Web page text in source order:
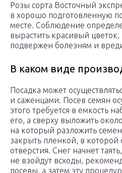
Розы сорта Восточный
в хорошо подготовленную
месте. Соблюдение
вырастить красивый
подвержен болезням и
В каком виде
Посадка может
и саженцами. Посев семян
этого требуется в емкость
его, а сверху выложить
на который разложить
закрыть пленкой, в которой
отверстия. Снег начнет
не взойдут всходы,
посевы, а затем эту